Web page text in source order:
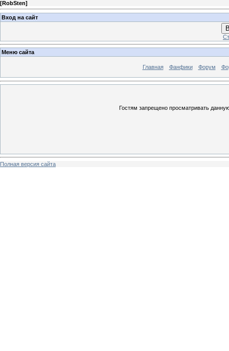
[RobSten]
Вход на сайт
Меню сайта
Главная Фанфики Форум
Гостям запрещено просматривать
Полная версия сайта